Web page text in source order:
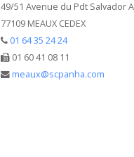
49/51 Avenue du Pdt Salvador
77109 MEAUX CEDEX
01 64 35 24 24
01 60 41 08 11
meaux@scpanha.com